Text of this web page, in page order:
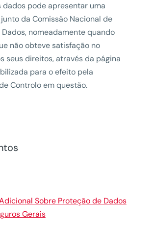
pode apresentar uma
da Comissão Nacional de
nomeadamente quando
não obteve satisfação no
seus direitos, através da página
para o efeito pela
Controlo em questão.
Sobre Proteção de Dados
Gerais